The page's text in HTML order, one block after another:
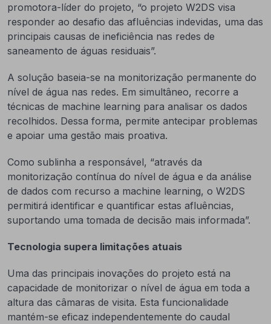
promotora-líder do projeto, “o projeto W2DS visa
responder ao desafio das afluências indevidas, uma das
principais causas de ineficiência nas redes de
saneamento de águas residuais”.
A solução baseia-se na monitorização permanente do
nível de água nas redes. Em simultâneo, recorre a
técnicas de machine learning para analisar os dados
recolhidos. Dessa forma, permite antecipar problemas
e apoiar uma gestão mais proativa.
Como sublinha a responsável, “através da
monitorização contínua do nível de água e da análise
de dados com recurso a machine learning, o W2DS
permitirá identificar e quantificar estas afluências,
suportando uma tomada de decisão mais informada”.
Tecnologia supera limitações atuais
Uma das principais inovações do projeto está na
capacidade de monitorizar o nível de água em toda a
altura das câmaras de visita. Esta funcionalidade
mantém-se eficaz independentemente do caudal